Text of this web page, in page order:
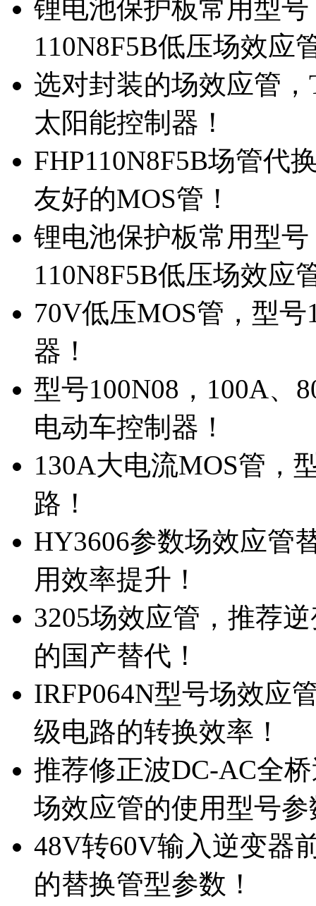
锂电池保护板常用型
110N8F5B低压场效应
选对封装的场效应管
太阳能控制器！
FHP110N8F5B场管代
友好的MOS管！
锂电池保护板常用型
110N8F5B低压场效应
70V低压MOS管，型
器！
型号100N08，100A、
电动车控制器！
130A大电流MOS管，
路！
HY3606参数场效应管
用效率提升！
3205场效应管，推荐
的国产替代！
IRFP064N型号场效应
级电路的转换效率！
推荐修正波DC-AC全
场效应管的使用型号参
48V转60V输入逆变器
的替换管型参数！